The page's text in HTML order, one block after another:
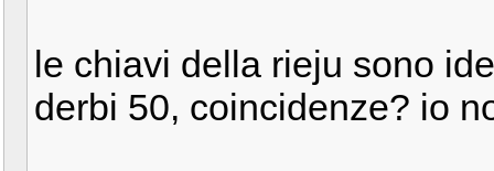
le chiavi della rieju sono
derbi 50, coincidenze? io